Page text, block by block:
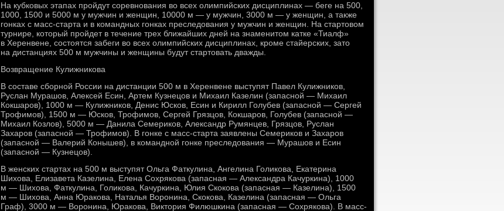
На кубковых этапах пройдут соревнования во всех олимпийских дисциплинах — беге на 500,
1000, 1500 и 5000 м у мужчин и женщин, 10000 м — у мужчин, 3000 м — у женщин, а также
гонках с масс-старта и в командных гонках преследования у мужчин и женщин. На стартовом
турнире, который пройдет в течение трех ближайших дней на знаменитом катке «Тиалф»
в Херенвене, состоятся забеги во всех олимпийских дисциплинах, кроме стайерских, зато
на дистанциях 500 м мужчины и женщины будут стартовать дважды.
Возвращение Кулижникова
В составе сборной России на дистанции 500 м в Херенвене выступят Павел Кулижников,
Руслан Мурашов, Алексей Есин, Артем Кузнецов и Михаил Казелин (запасной — Михаил
Кокшаров), 1000 м — Кулижников, Денис Юсков, Есин и Кирилл Голубев (запасной — Сергей
Трофимов), 1500 м — Юсков, Трофимов, Сергей Грязцов, Кокшаров, Голубев (запасной —
Михаил Козлов), 5000 м — Данила Семериков, Александр Румянцев, Грязцов, Руслан
Захаров (запасной — Трофимов). В гонке с масс-старта заявлены Семериков и Захаров
(запасной — Валерий Конышев), в командной гонке преследования — Мурашов и Есин
(запасной — Кузнецов).
В женских стартах на 500 м выступят Ольга Фаткулина, Ангелина Голикова, Екатерина
Шихова, Елизавета Казелина, Елена Сохрякова (запасная — Александра Качуркина), 1000
м — Шихова, Фаткулина, Голикова, Качуркина, Юлия Скокова (запасная — Казелина), 1500
м — Шихова, Анна Юракова, Наталья Воронина, Скокова, Казелина (запасная — Ольга
Граф), 3000 м — Воронина, Юракова, Виктория Филюшкина (запасная — Сохрякова). В масс-